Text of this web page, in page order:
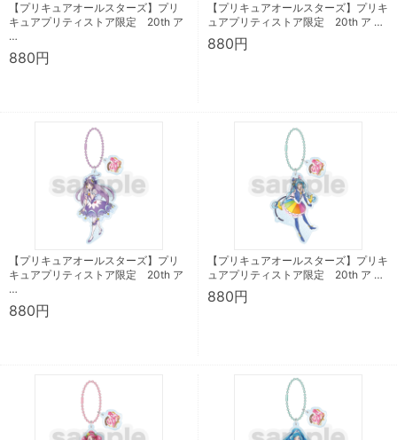
【プリキュアオールスターズ】プリ
キュアプリティストア限定 20th ア
…
880円
【プリキュアオールスターズ】プリキ
ュアプリティストア限定 20th ア …
880円
【プリキュアオールスターズ】プリ
キュアプリティストア限定 20th ア
…
880円
【プリキュアオールスターズ】プリキ
ュアプリティストア限定 20th ア …
880円